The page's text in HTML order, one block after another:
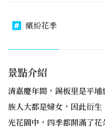
繽紛花季
景點介紹
清嘉慶年間，錫板里是平
族人大都是婦女，因此衍
光花園中，四季都開滿了